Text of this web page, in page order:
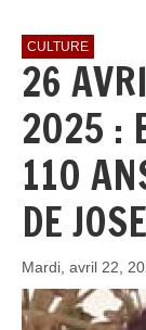
CULTURE
26
2025 :
110
DE
Mardi, avril 22,